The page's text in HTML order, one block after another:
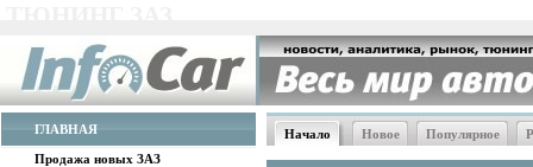
ГЛАВНАЯ
Продажа новых ЗАЗ
Начало Новое Популярное